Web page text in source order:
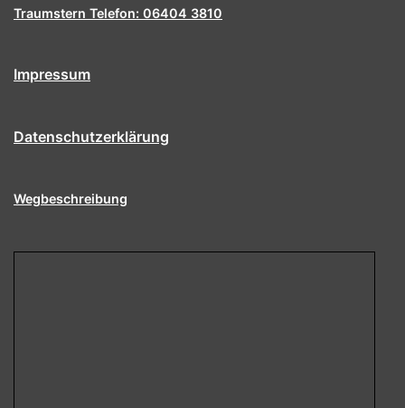
Traumstern Telefon: 06404 3810
Impressum
Datenschutzerklärung
Wegbeschreibung